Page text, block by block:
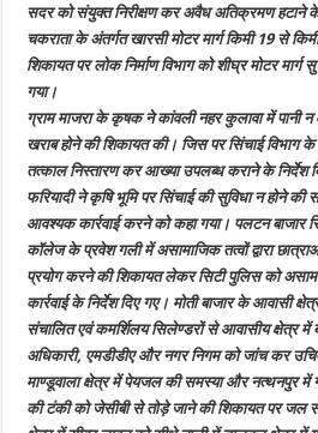
सदर को संयुक्त निरीक्षण कर अवैध अतिक्रमण हटाने
चकराता के अंतर्गत खारसी मोटर मार्ग किमी 19 से
शिकायत पर लोक निर्माण विभाग को शीघ्र मोटर
गया।
ग्राम माजरा के कृषक ने कांवली नहर कुलावा में पानी
खराब होने की शिकायत की। जिस पर सिंचाई विभाग
तत्काल निस्तारण कर आख्या उपलब्ध कराने के निर्देश
फरियादी ने कृषि भूमि पर सिंचाई की सुविधा न होने की
आवश्यक कार्रवाई करने को कहा गया। पलटन बाजार
कॉलेज के प्रवेश गली में असामाजिक तत्वों द्वारा
प्रयोग करने की शिकायत लेकर सिटी पुलिस को
कार्रवाई के निर्देश दिए गए। मोती बाजार के आवासी
संचालित एवं कमर्शिलय सिलेण्डरों से आवासीय क्षेत्र में
अधिकारी, एमडीडीए और नगर निगम को जांच कर उचित
माण्डूवाला क्षेत्र में पेयजल की समस्या और नत्थनपुर में
की टंकी को जेसीबी से तोड़े जाने की शिकायत पर जल